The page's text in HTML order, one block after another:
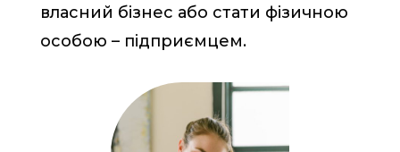
власний бізнес або стати фізичною
особою – підприємцем.